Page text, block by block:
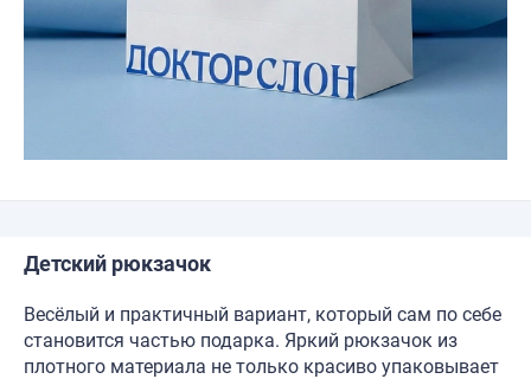
Детский рюкзачок
Весёлый и практичный вариант, который сам по себе
становится частью подарка. Яркий рюкзачок из
плотного материала не только красиво упаковывает